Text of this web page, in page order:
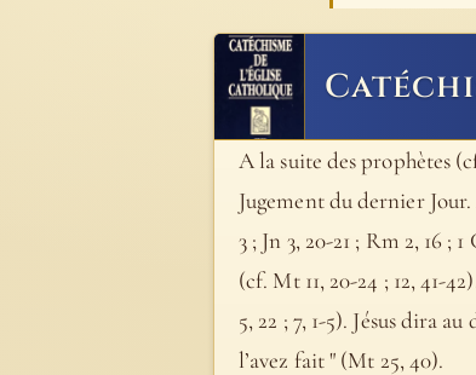
A la suite des prophètes
Jugement du dernier
3 ; Jn 3, 20-21 ; Rm 2, 16
(cf. Mt 11, 20-24 ; 12, 41-
5, 22 ; 7, 1-5). Jésus dira
l’avez fait " (Mt 25, 40).